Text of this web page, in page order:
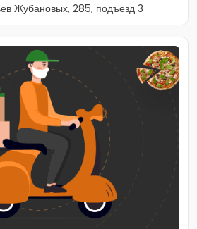
Жубановых, 285, подъезд 3